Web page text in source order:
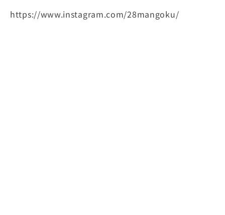
https://www.instagram.com/28mangoku/